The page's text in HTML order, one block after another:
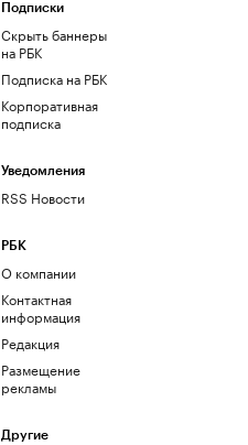
Подписки
Скрыть баннеры
на РБК
Подписка на РБК
Корпоративная
подписка
Уведомления
RSS Новости
РБК
О компании
Контактная
информация
Редакция
Размещение
рекламы
Другие